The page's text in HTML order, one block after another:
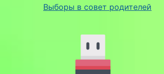
Выборы в совет родителей